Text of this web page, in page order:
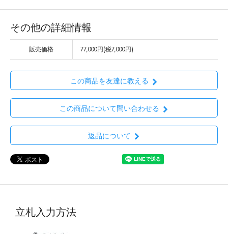
その他の詳細情報
販売価格 77,000円(税7,000円)
この商品を友達に教える
この商品について問い合わせる
返品について
立札入力方法